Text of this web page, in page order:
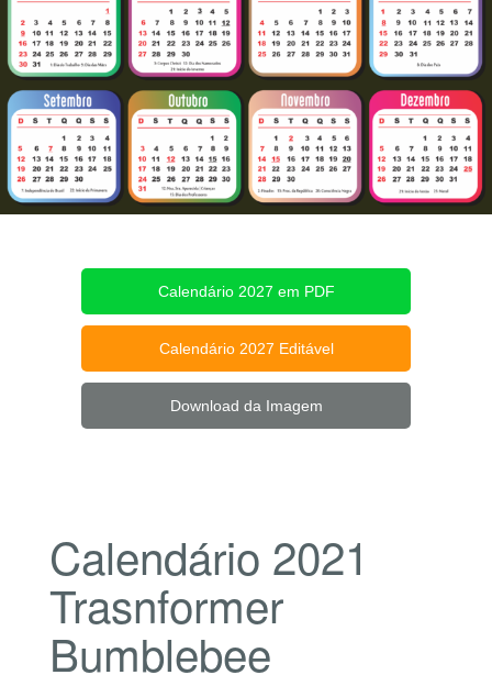
Calendário 2027 em PDF
Calendário 2027 Editável
Download da Imagem
Calendário 2021
Trasnformer
Bumblebee